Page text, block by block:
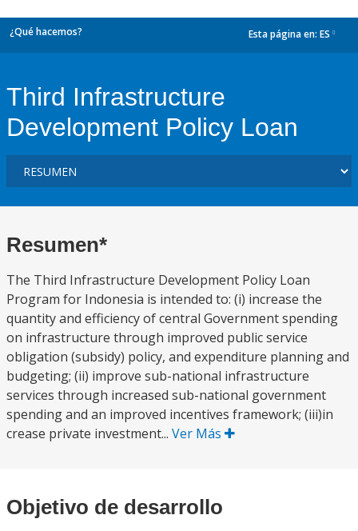
¿Qué hacemos? Esta página en: ES
Third Infrastructure
Development Policy Loan
Resumen*
The Third Infrastructure Development Policy Loan
Program for Indonesia is intended to: (i) increase the
quantity and efficiency of central Government spending
on infrastructure through improved public service
obligation (subsidy) policy, and expenditure planning and
budgeting; (ii) improve sub-national infrastructure
services through increased sub-national government
spending and an improved incentives framework; (iii)in
crease private investment... Ver Más
Objetivo de desarrollo